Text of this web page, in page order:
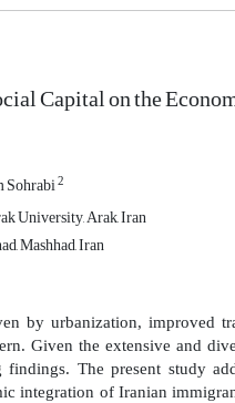
Capital on the
Sohrabi2
University, Arak, Iran
Mashhad, Iran
by urbanization, improved
Given the extensive and
findings. The present study
integration of Iranian